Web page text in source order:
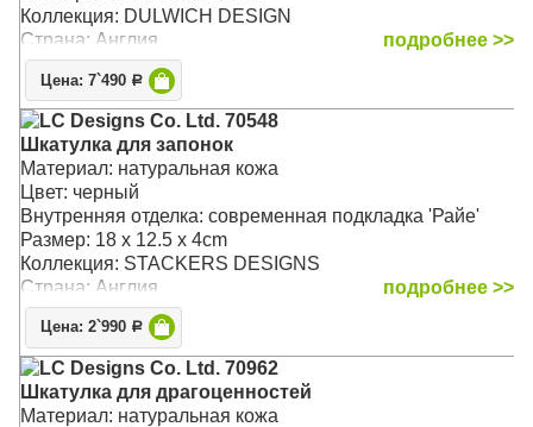
Коллекция: DULWICH DESIGN
Страна: Англия
подробнее >>
Цена: 7`490 Р
LC Designs Co. Ltd. 70548
Шкатулка для запонок
Материал: натуральная кожа
Цвет: черный
Внутренняя отделка: современная подкладка 'Райе'
Размер: 18 x 12.5 x 4cm
Коллекция: STACKERS DESIGNS
Страна: Англия
подробнее >>
Цена: 2`990 Р
LC Designs Co. Ltd. 70962
Шкатулка для драгоценностей
Материал: натуральная кожа